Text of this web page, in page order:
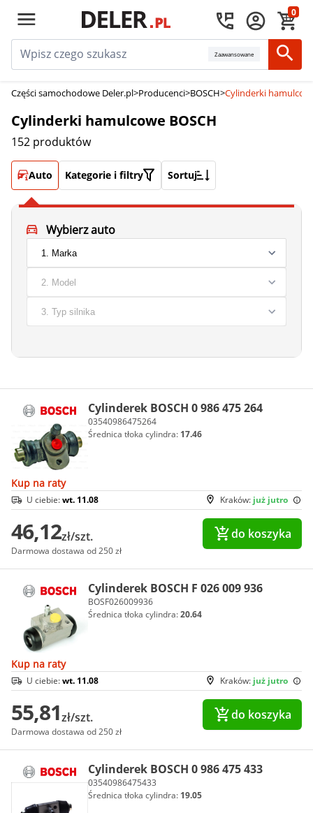
0
Zaawansowane
Części samochodowe Deler.pl>Producenci>BOSCH>Cylinderki
Cylinderki hamulcowe BOSCH
152 produktów
Auto Kategorie i filtry Sortuj
Wybierz auto
Cylinderek BOSCH 0 986 475 264
03540986475264
Średnica tłoka cylindra: 17.46
Kup na raty
Kraków: już jutro
U ciebie:wt. 11.08
46,12zł/szt.
Darmowa dostawa od 250 zł
do koszyka
Cylinderek BOSCH F 026 009 936
BOSF026009936
Średnica tłoka cylindra:20.64
Kup na raty
Kraków: już jutro
U ciebie:wt. 11.08
55,81zł/szt.
Darmowa dostawa od 250 zł
do koszyka
Cylinderek BOSCH 0 986 475 433
03540986475433
Średnica tłoka cylindra: 19.05